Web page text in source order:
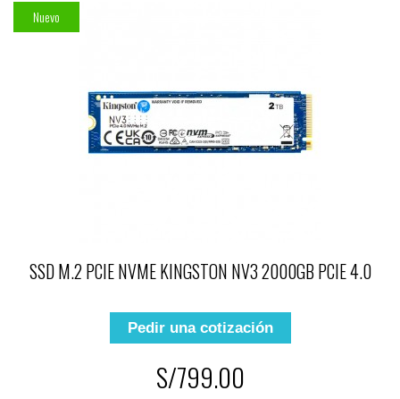
Nuevo
SSD M.2 PCIE NVME KINGSTON NV3 2000GB PCIE 4.0
Pedir una cotización
S/799.00